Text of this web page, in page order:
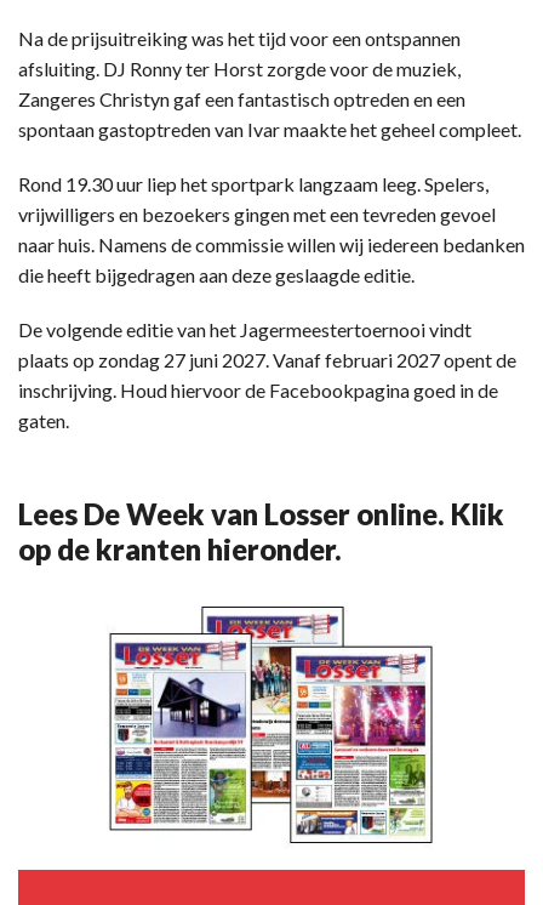
Na de prijsuitreiking was het tijd voor een ontspannen
afsluiting. DJ Ronny ter Horst zorgde voor de muziek,
Zangeres Christyn gaf een fantastisch optreden en een
spontaan gastoptreden van Ivar maakte het geheel compleet.
Rond 19.30 uur liep het sportpark langzaam leeg. Spelers,
vrijwilligers en bezoekers gingen met een tevreden gevoel
naar huis. Namens de commissie willen wij iedereen bedanken
die heeft bijgedragen aan deze geslaagde editie.
De volgende editie van het Jagermeestertoernooi vindt
plaats op zondag 27 juni 2027. Vanaf februari 2027 opent de
inschrijving. Houd hiervoor de Facebookpagina goed in de
gaten.
Lees De Week van Losser online. Klik
op de kranten hieronder.